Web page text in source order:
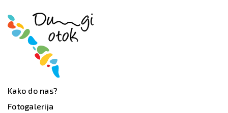
Kako do nas?
Fotogalerija